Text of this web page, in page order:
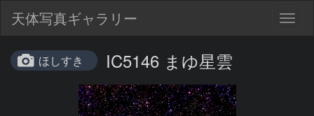
天体写真ギャラリー
ほしすき IC5146 まゆ星雲